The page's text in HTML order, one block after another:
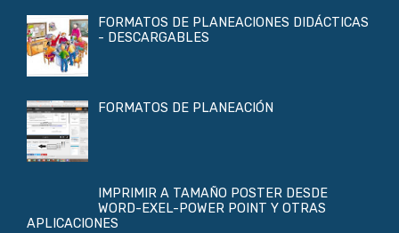
FORMATOS DE PLANEACIONES DIDÁCTICAS
- DESCARGABLES
FORMATOS DE PLANEACIÓN
IMPRIMIR A TAMAÑO POSTER DESDE
WORD-EXEL-POWER POINT Y OTRAS
APLICACIONES